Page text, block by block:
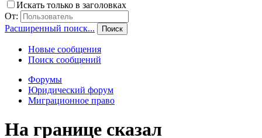
Искать только в заголовках
От:
Расширенный поиск...
Поиск
Новые сообщения
Поиск сообщений
Форумы
Юридический форум
Миграционное право
На границе сказал